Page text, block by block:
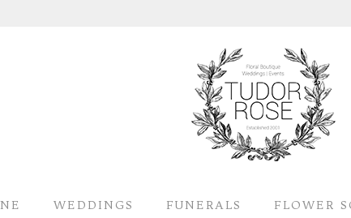
WEDDINGS FUNERALS FLOWER